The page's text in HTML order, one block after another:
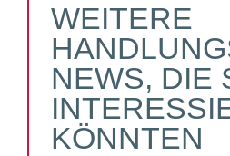
WEITERE
NEWS, DIE
KÖNNTEN